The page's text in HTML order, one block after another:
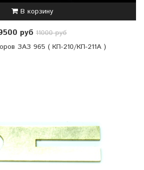
В корзину
руб 11000 руб
ЗАЗ 965 ( КП-210/КП-211А )